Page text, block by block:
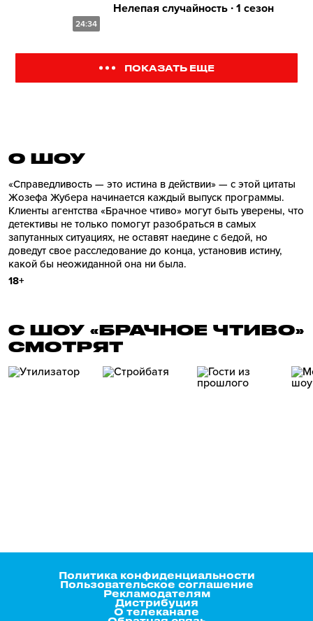
24:34
Нелепая случайность ∙ 1 сезон
ПОКАЗАТЬ ЕЩЕ
О ШОУ
«Справедливость — это истина в действии» — с этой цитаты
Жозефа Жубера начинается каждый выпуск программы.
Клиенты агентства «Брачное чтиво» могут быть уверены, что
детективы не только помогут разобраться в самых
запутанных ситуациях, не оставят наедине с бедой, но
доведут свое расследование до конца, установив истину,
какой бы неожиданной она ни была.
18+
С ШОУ «БРАЧНОЕ ЧТИВО»
СМОТРЯТ
Политика конфиденциальности
Пользовательское соглашение
Рекламодателям
Дистрибуция
О телеканале